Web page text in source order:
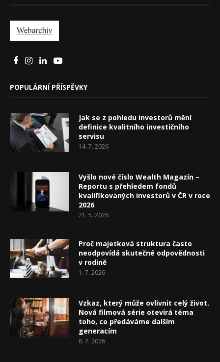
POPULÁRNÍ PŘÍSPĚVKY
Jak se z pohledu investorů mění
definice kvalitního investičního
servisu
14. 7. 2026
Vyšlo nové číslo Wealth Magazín –
Reportu s přehledem fondů
kvalifikovaných investorů v ČR v roce
2026
21. 5. 2026
Proč majetková struktura často
neodpovídá skutečné odpovědnosti
v rodině
1. 7. 2026
Vzkaz, který může ovlivnit celý život.
Nová filmová série otevírá téma
toho, co předáváme dalším
generacím
8. 7. 2026